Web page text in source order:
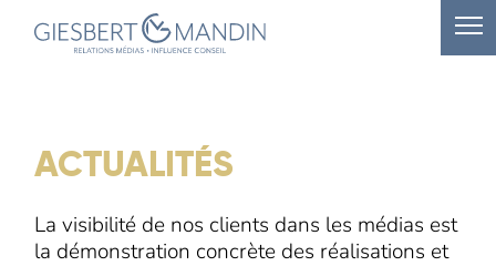
ACTUALITÉS
La visibilité de nos clients dans les médias est
la démonstration concrète des réalisations et